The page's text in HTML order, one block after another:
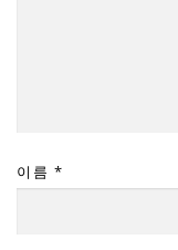
이름 *